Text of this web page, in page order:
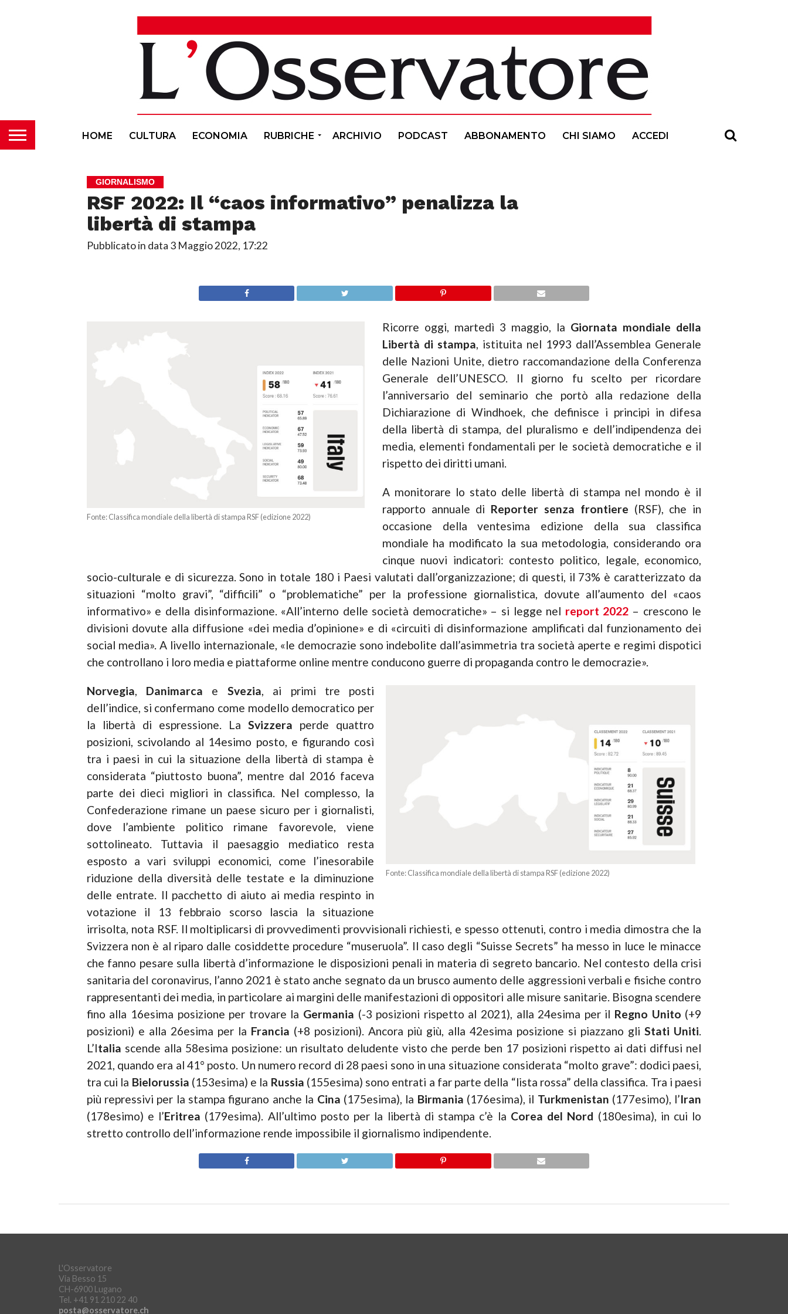
HOME CULTURA ECONOMIA RUBRICHE ARCHIVIO PODCAST ABBONAMENTO CHI SIAMO ACCEDI
GIORNALISMO
RSF 2022: Il “caos informativo” penalizza la
libertà di stampa
Pubblicato in data 3 Maggio 2022, 17:22
Fonte: Classifica mondiale della libertà di stampa RSF (edizione 2022)
Ricorre oggi, martedì 3 maggio, la Giornata mondiale della
Libertà di stampa, istituita nel 1993 dall’Assemblea Generale
delle Nazioni Unite, dietro raccomandazione della Conferenza
Generale dell’UNESCO. Il giorno fu scelto per ricordare
l’anniversario del seminario che portò alla redazione della
Dichiarazione di Windhoek, che definisce i principi in difesa
della libertà di stampa, del pluralismo e dell’indipendenza dei
media, elementi fondamentali per le società democratiche e il
rispetto dei diritti umani.
A monitorare lo stato delle libertà di stampa nel mondo è il
rapporto annuale di Reporter senza frontiere (RSF), che in
occasione della ventesima edizione della sua classifica
mondiale ha modificato la sua metodologia, considerando ora
cinque nuovi indicatori: contesto politico, legale, economico,
socio-culturale e di sicurezza. Sono in totale 180 i Paesi valutati dall’organizzazione; di questi, il 73% è caratterizzato da
situazioni “molto gravi”, “difficili” o “problematiche” per la professione giornalistica, dovute all’aumento del «caos
informativo» e della disinformazione. «All’interno delle società democratiche» – si legge nel report 2022 – crescono le
divisioni dovute alla diffusione «dei media d’opinione» e di «circuiti di disinformazione amplificati dal funzionamento dei
social media». A livello internazionale, «le democrazie sono indebolite dall’asimmetria tra società aperte e regimi dispotici
che controllano i loro media e piattaforme online mentre conducono guerre di propaganda contro le democrazie».
Fonte: Classifica mondiale della libertà di stampa RSF (edizione 2022)
Norvegia, Danimarca e Svezia, ai primi tre posti
dell’indice, si confermano come modello democratico per
la libertà di espressione. LaSvizzera perde quattro
posizioni, scivolando al 14esimo posto, e figurando così
tra i paesi in cui la situazione della libertà di stampa è
considerata “piuttosto buona”, mentre dal 2016 faceva
parte dei dieci migliori in classifica. Nel complesso, la
Confederazione rimane un paese sicuro per i giornalisti,
dove l’ambiente politico rimane favorevole, viene
sottolineato. Tuttavia il paesaggio mediatico resta
esposto a vari sviluppi economici, come l’inesorabile
riduzione della diversità delle testate e la diminuzione
delle entrate. Il pacchetto di aiuto ai media respinto in
votazione il 13 febbraio scorso lascia la situazione
irrisolta, nota RSF. Il moltiplicarsi di provvedimenti provvisionali richiesti, e spesso ottenuti, contro i media dimostra che la
Svizzera non è al riparo dalle cosiddette procedure “museruola”. Il caso degli “Suisse Secrets” ha messo in luce le minacce
che fanno pesare sulla libertà d’informazione le disposizioni penali in materia di segreto bancario. Nel contesto della crisi
sanitaria del coronavirus, l’anno 2021 è stato anche segnato da un brusco aumento delle aggressioni verbali e fisiche contro
rappresentanti dei media, in particolare ai margini delle manifestazioni di oppositori alle misure sanitarie. Bisogna scendere
fino alla 16esima posizione per trovare la Germania (-3 posizioni rispetto al 2021), alla 24esima per il Regno Unito (+9
posizioni) e alla 26esima per la Francia (+8 posizioni). Ancora più giù, alla 42esima posizione si piazzano gliStati Uniti.
L’Italia scende alla 58esima posizione: un risultato deludente visto che perde ben 17 posizioni rispetto ai dati diffusi nel
2021, quando era al 41° posto. Un numero record di 28 paesi sono in una situazione considerata “molto grave”: dodici paesi,
tra cui la Bielorussia (153esima) e la Russia (155esima) sono entrati a far parte della “lista rossa” della classifica. Tra i paesi
più repressivi per la stampa figurano anche la Cina (175esima), la Birmania (176esima), il Turkmenistan (177esimo), l’Iran
(178esimo) e l’Eritrea (179esima). All’ultimo posto per la libertà di stampa c’è la Corea del Nord (180esima), in cui lo
stretto controllo dell’informazione rende impossibile il giornalismo indipendente.
L'Osservatore
Via Besso 15
CH-6900 Lugano
Tel. +41 91 210 22 40
posta@osservatore.ch